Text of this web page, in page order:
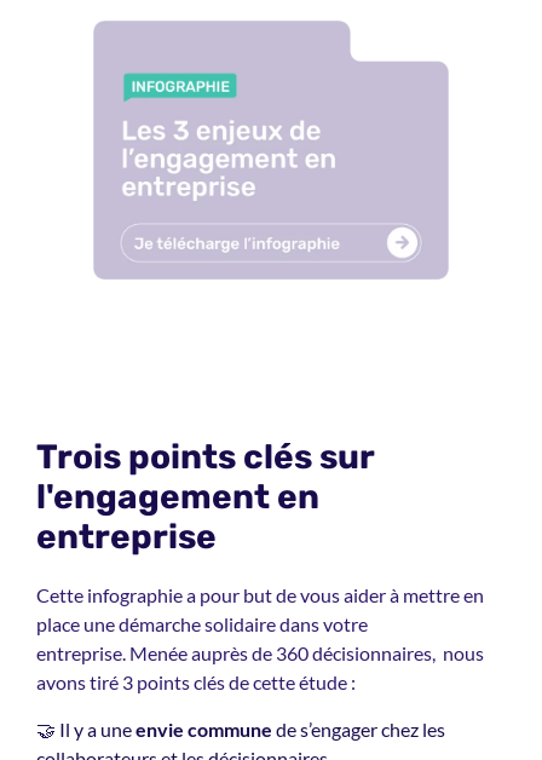
Trois points clés sur
l'engagement en
entreprise
Cette infographie a pour but de vous aider à mettre en
place une démarche solidaire dans votre
entreprise. Menée auprès de 360 décisionnaires, nous
avons tiré 3 points clés de cette étude :
🤝 Il y a uneenvie commune de s’engager chez les